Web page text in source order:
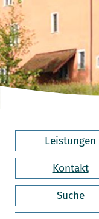
Leistungen
Kontakt
Suche